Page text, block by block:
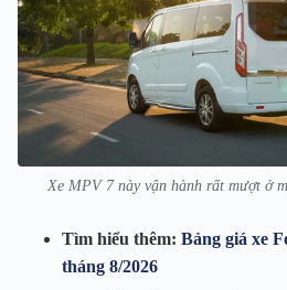
Xe MPV 7 này vận hành rất mượt ở
Tìm hiểu thêm: Bảng giá xe
tháng 8/2026